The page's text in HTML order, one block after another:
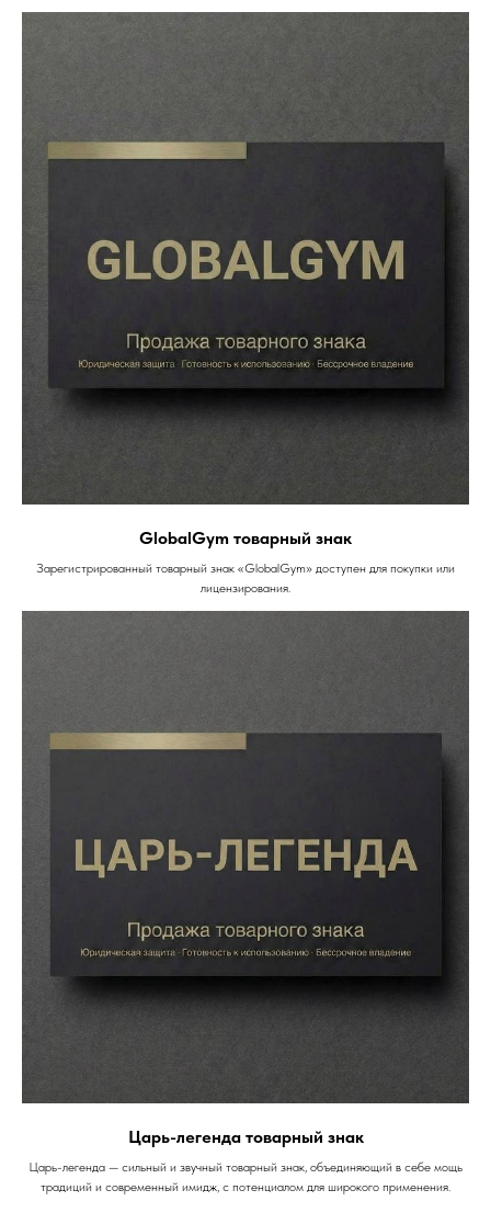
GlobalGym товарный знак
Зарегистрированный товарный знак «GlobalGym» доступен для покупки или
лицензирования.
Царь-легенда товарный знак
Царь-легенда — сильный и звучный товарный знак, объединяющий в себе мощь
традиций и современный имидж, с потенциалом для широкого применения.